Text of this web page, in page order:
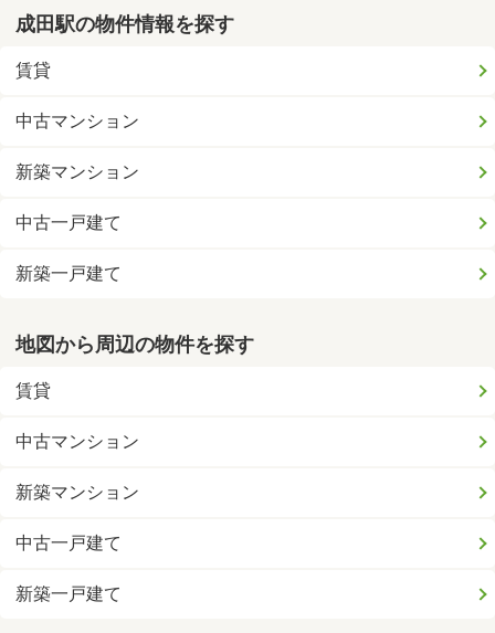
成田駅の物件情報を探す
賃貸
中古マンション
新築マンション
中古一戸建て
新築一戸建て
地図から周辺の物件を探す
賃貸
中古マンション
新築マンション
中古一戸建て
新築一戸建て